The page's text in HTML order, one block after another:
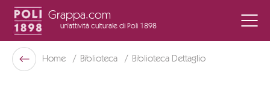
Grappa.com
un'attività culturale di Poli 1898
Poli Museo Della Grappa
Indietro
Home Biblioteca Biblioteca Dettaglio